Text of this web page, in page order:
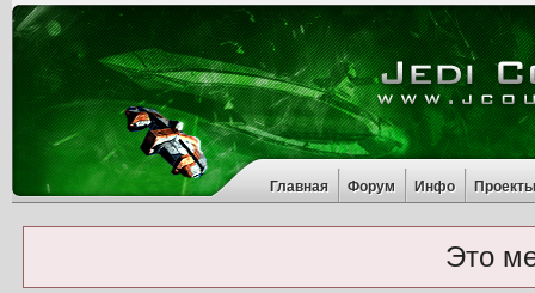
Главная Форум Инфо
Это